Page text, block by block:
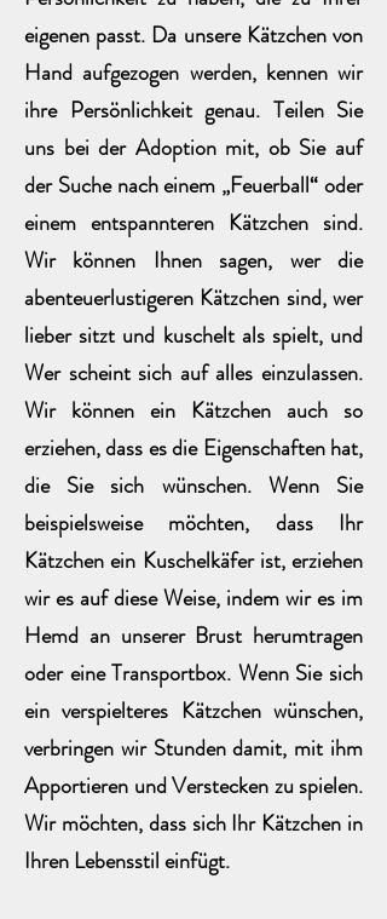
eigenen passt. Da unsere Kätzchen von
Hand aufgezogen werden, kennen wir
ihre Persönlichkeit genau. Teilen Sie
uns bei der Adoption mit, ob Sie auf
der Suche nach einem „Feuerball“ oder
einem entspannteren Kätzchen sind.
Wir können Ihnen sagen, wer die
abenteuerlustigeren Kätzchen sind, wer
lieber sitzt und kuschelt als spielt, und
Wer scheint sich auf alles einzulassen.
Wir können ein Kätzchen auch so
erziehen, dass es die Eigenschaften hat,
die Sie sich wünschen. Wenn Sie
beispielsweise möchten, dass Ihr
Kätzchen ein Kuschelkäfer ist, erziehen
wir es auf diese Weise, indem wir es im
Hemd an unserer Brust herumtragen
oder eine Transportbox. Wenn Sie sich
ein verspielteres Kätzchen wünschen,
verbringen wir Stunden damit, mit ihm
Apportieren und Verstecken zu spielen.
Wir möchten, dass sich Ihr Kätzchen in
Ihren Lebensstil einfügt.